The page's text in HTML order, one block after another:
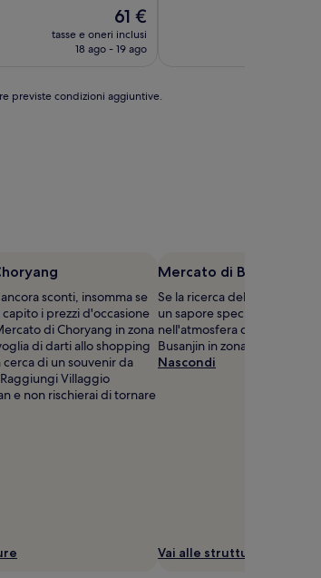
Il
prezzo
attuale
61 €
tasse e oneri inclusi
18 ago - 19 ago
previste condizioni aggiuntive.
sconti, insomma se
capito i prezzi d'occasione
di Choryang in zona
di darti allo shopping
di un souvenir da
Villaggio
e non rischierai di tornare
Mercato di Busanjin
Se la ricerca dell'affare
un sapore speciale, allora
nell'atmosfera che si respira
Busanjin in zona Distretto di
Nascondi
Vai alle strutture